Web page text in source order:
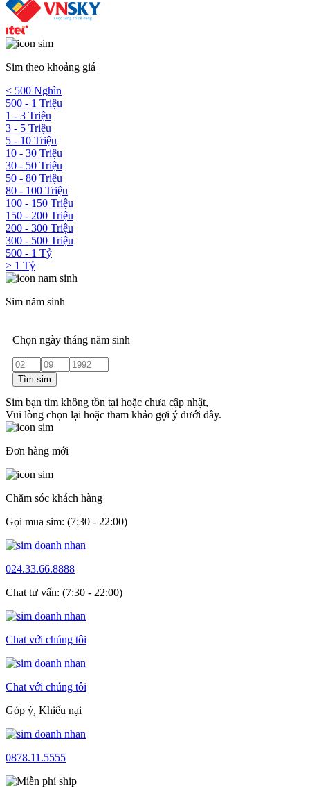
Sim theo khoảng giá
< 500 Nghìn
500 - 1 Triệu
1 - 3 Triệu
3 - 5 Triệu
5 - 10 Triệu
10 - 30 Triệu
30 - 50 Triệu
50 - 80 Triệu
80 - 100 Triệu
100 - 150 Triệu
150 - 200 Triệu
200 - 300 Triệu
300 - 500 Triệu
500 - 1 Tỷ
> 1 Tỷ
Sim năm sinh
Chọn ngày tháng năm sinh
Tìm sim
Sim bạn tìm không tồn tại hoặc chưa cập nhật,
Vui lòng chọn lại hoặc tham khảo gợi ý dưới đây.
Đơn hàng mới
Chăm sóc khách hàng
Gọi mua sim: (7:30 - 22:00)
024.33.66.8888
Chat tư vấn: (7:30 - 22:00)
Chat với chúng tôi
Chat với chúng tôi
Góp ý, Khiếu nại
0878.11.5555